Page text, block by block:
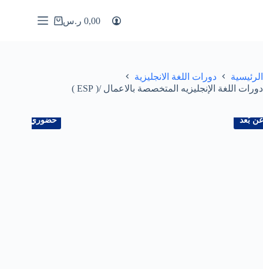
0,00 ر.س
الرئيسية
دورات اللغة الانجليزية
دورات اللغة الإنجليزيه المتخصصة بالاعمال /( ESP )
حضوري عن بُعد